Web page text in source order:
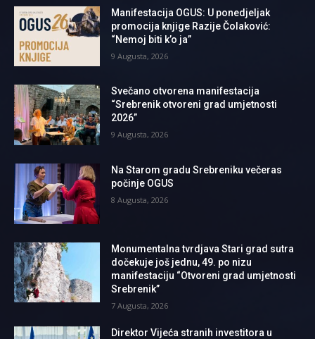
Manifestacija OGUS: U ponedjeljak
promocija knjige Razije Čolaković:
“Nemoj biti k’o ja”
9 Augusta, 2026
Svečano otvorena manifestacija
“Srebrenik otvoreni grad umjetnosti
2026”
9 Augusta, 2026
Na Starom gradu Srebreniku večeras
počinje OGUS
8 Augusta, 2026
Monumentalna tvrdjava Stari grad sutra
dočekuje još jednu, 49. po nizu
manifestaciju “Otvoreni grad umjetnosti
Srebrenik”
7 Augusta, 2026
Direktor Vijeća stranih investitora u